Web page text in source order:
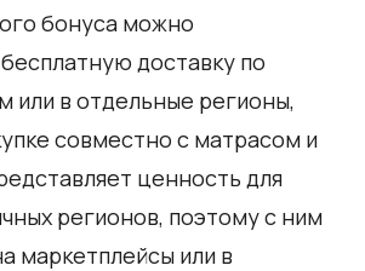
бонуса можно
доставку по
или в отдельные регионы,
совместно с матрасом и
ценность для
регионов, поэтому с ним
маркетплейсы или в